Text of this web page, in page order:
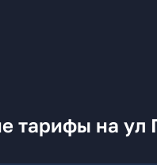
тарифы на ул